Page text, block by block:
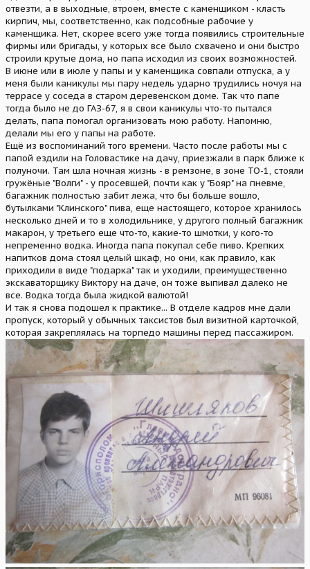
отвезти, а в выходные, втроем, вместе с каменщиком - класть
кирпич, мы, соответственно, как подсобные рабочие у
каменщика. Нет, скорее всего уже тогда появились строительные
фирмы или бригады, у которых все было схвачено и они быстро
строили крутые дома, но папа исходил из своих возможностей.
В июне или в июле у папы и у каменщика совпали отпуска, а у
меня были каникулы мы пару недель ударно трудились ночуя на
террасе у соседа в старом деревенском доме. Так что папе
тогда было не до ГАЗ-67, я в свои каникулы что-то пытался
делать, папа помогал организовать мою работу. Напомню,
делали мы его у папы на работе.
Ещё из воспоминаний того времени. Часто после работы мы с
папой ездили на Головастике на дачу, приезжали в парк ближе к
полуночи. Там шла ночная жизнь - в ремзоне, в зоне ТО-1, стояли
гружёные "Волги" - у просевшей, почти как у "Бояр" на пневме,
багажник полностью забит лежа, что бы больше вошло,
бутылками "Клинского" пива, еще настоящего, которое хранилось
несколько дней и то в холодильнике, у другого полный багажник
макарон, у третьего еще что-то, какие-то шмотки, у кого-то
непременно водка. Иногда папа покупал себе пиво. Крепких
напитков дома стоял целый шкаф, но они, как правило, как
приходили в виде "подарка" так и уходили, преимущественно
экскаваторщику Виктору на даче, он тоже выпивал далеко не
все. Водка тогда была жидкой валютой!
И так я снова подошел к практике... В отделе кадров мне дали
пропуск, который у обычных таксистов был визитной карточкой,
которая закреплялась на торпедо машины перед пассажиром.